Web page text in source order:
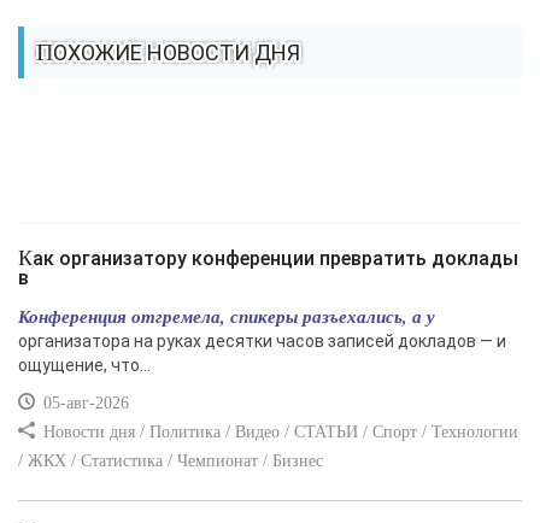
ПОХОЖИЕ НОВОСТИ ДНЯ
Как организатору конференции превратить доклады
в
Конференция отгремела, спикеры разъехались, а у
организатора на руках десятки часов записей докладов — и
ощущение, что...
05-авг-2026
Новости дня / Политика / Видео / СТАТЬИ / Спорт / Технологии
/ ЖКХ / Статистика / Чемпионат / Бизнес